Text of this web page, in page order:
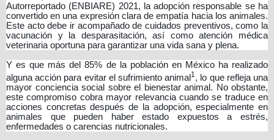
Autorreportado (ENBIARE) 2021, la adopción responsable se ha
convertido en una expresión clara de empatía hacia los animales.
Este acto debe ir acompañado de cuidados preventivos, como la
vacunación y la desparasitación, así como atención médica
veterinaria oportuna para garantizar una vida sana y plena.
Y es que más del 85% de la población en México ha realizado
alguna acción para evitar el sufrimiento animal 1, lo que refleja una
mayor conciencia social sobre el bienestar animal. No obstante,
este compromiso cobra mayor relevancia cuando se traduce en
acciones concretas después de la adopción, especialmente en
animales que pueden haber estado expuestos a estrés,
enfermedades o carencias nutricionales.